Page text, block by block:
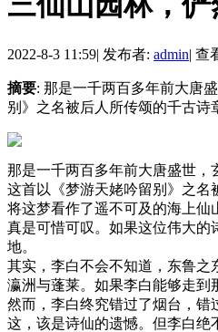
2022-8-3 11:59| 发布者: admin| 查
摘要: 那是一千两百多年前大唐
别》之名被后人所传颂的千古诗
那是一千两百多年前大唐盛世，
这首以《梦游天姥吟留别》之名
将这梦看作了遥不可及的海上仙
真是可惜可叹。如果这位伟大的
地。
其实，李白不会不知道，东鲁
瀛洲与蓬莱。如果李白能够走到
然而，李白终究错过了烟台，错
这，该是诗仙的遗憾。但李白绝